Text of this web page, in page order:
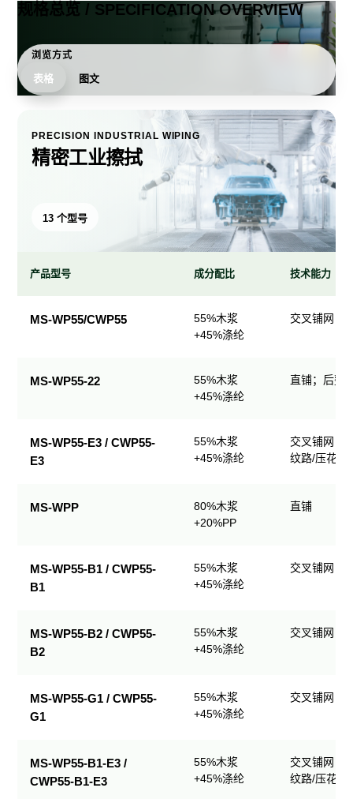
规格总览 / SPECIFICATION OVERVIEW
浏览方式
表格 图文
PRECISION INDUSTRIAL WIPING
精密工业擦拭
13 个型号
产品型号 成分配比 技术能力
MS-WP55/CWP55
55%木浆
+45%涤纶
交叉铺网；
MS-WP55-22
55%木浆
+45%涤纶
直铺；后整
MS-WP55-E3 / CWP55-
E3
55%木浆
+45%涤纶
交叉铺网；
纹路/压花
MS-WPP
80%木浆
+20%PP
直铺
MS-WP55-B1 / CWP55-
B1
55%木浆
+45%涤纶
交叉铺网；
MS-WP55-B2 / CWP55-
B2
55%木浆
+45%涤纶
交叉铺网；
MS-WP55-G1 / CWP55-
G1
55%木浆
+45%涤纶
交叉铺网；
MS-WP55-B1-E3 /
CWP55-B1-E3
55%木浆
+45%涤纶
交叉铺网；
纹路/压花